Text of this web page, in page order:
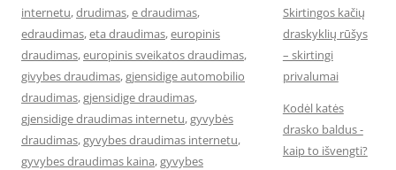
internetu,drudimas,e draudimas,
edraudimas,eta draudimas,europinis
draudimas,europinis sveikatos draudimas,
givybes draudimas,gjensidige automobilio
draudimas,gjensidige draudimas,
gjensidige draudimas internetu,gyvybės
draudimas,gyvybes draudimas internetu,
gyvybes draudimas kaina,gyvybes
Skirtingos kačių
draskyklių rūšys
– skirtingi
privalumai
Kodėl katės
drasko baldus -
kaip to išvengti?